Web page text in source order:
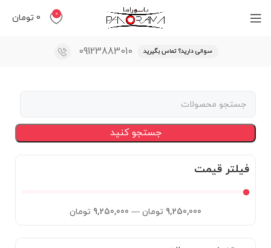
0
0 تومان
سوالی دارید؟ تماس بگیرید 09123883010
جستجو کنید
فیلتر قیمت
9,250,000 تومان —
9,250,000 تومان